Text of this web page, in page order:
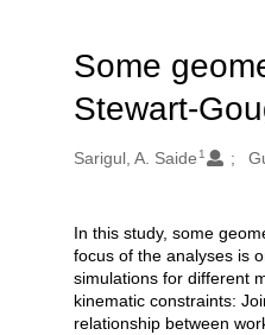
Some
Stewart-
Oluşturanlar
Sarigul, A. Saide 1
Açıklama
In this study, some
focus of the analyses is
simulations for different
kinematic constraints:
relationship between